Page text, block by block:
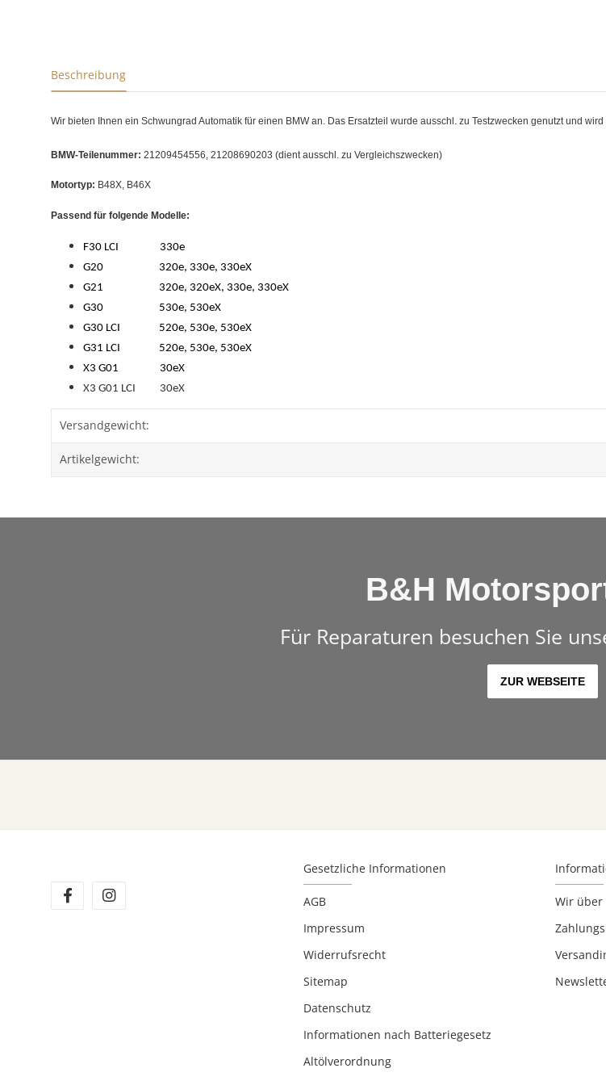
Beschreibung
Wir bieten Ihnen ein Schwungrad Automatik für einen BMW an. Das Ersatzteil wurde ausschl. zu Testzwecken genutzt und
BMW-Teilenummer: 21209454556, 21208690203 (dient ausschl. zu Vergleichszwecken)
Motortyp: B48X, B46X
Passend für folgende Modelle:
F30 LCI 330e
G20 320e, 330e, 330eX
G21 320e, 320eX, 330e, 330eX
G30 530e, 530eX
G30 LCI 520e, 530e, 530eX
G31 LCI 520e, 530e, 530eX
X3 G01 30eX
X3 G01 LCI 30eX
Versandgewicht:
Artikelgewicht:
B&H
Für Reparaturen besuchen Sie
ZUR WEBSEITE
Gesetzliche Informationen
AGB
Impressum
Widerrufsrecht
Sitemap
Datenschutz
Informationen nach Batteriegesetz
Altölverordnung
Wir über